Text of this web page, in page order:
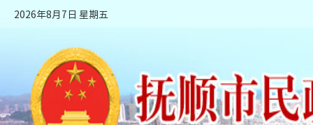
2026年8月7日 星期五